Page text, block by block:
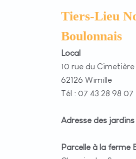
Tiers-Lieu
Boulonnais
Local
10 rue du Cimetière
62126 Wimille
Tél : 07 43 28 98 07
Adresse des jardins
Parcelle à la ferme